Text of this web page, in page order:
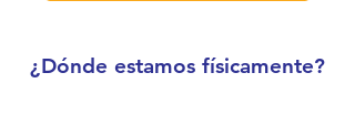
¿Dónde estamos físicamente?